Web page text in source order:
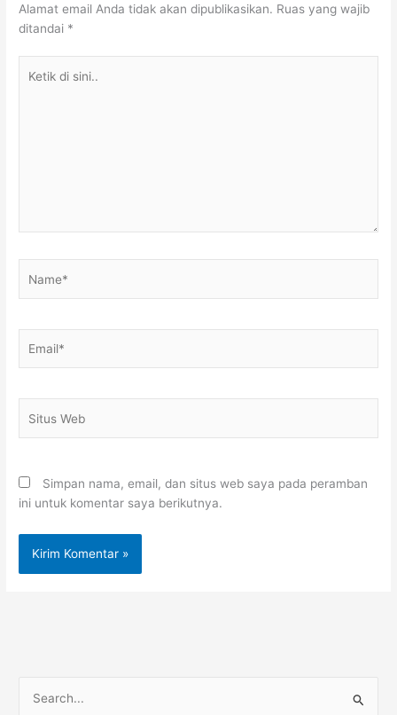
Alamat email Anda tidak akan dipublikasikan. Ruas yang wajib
ditandai *
Web
Simpan nama, email, dan situs web saya pada peramban
ini untuk komentar saya berikutnya.